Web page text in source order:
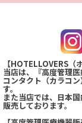
【HOTELLOVERS（
当店は、『高度管理
コンタクト（カラコ
す。
また当店では、日本
販売しております。